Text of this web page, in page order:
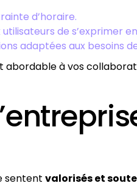
d’horaire.
de s’exprimer
adaptées aux besoins
à vos
sentent valorisés et